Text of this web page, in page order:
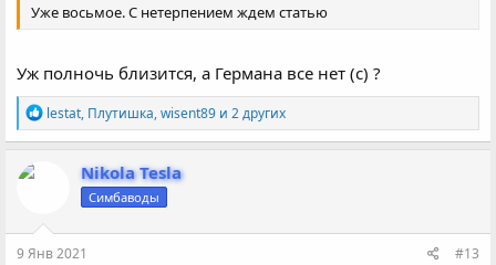
Уже восьмое. С нетерпением ждем статью
Уж полночь близится, а Германа все нет (c) ?
Р
е
а
:
lestat, Плутишка,wisent89 и 2 других
Nikola Tesla
Симбаводы
9 Янв 2021 #13